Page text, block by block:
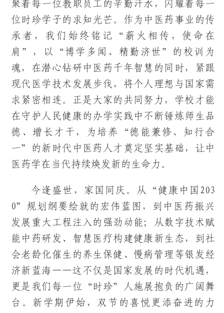
聚着每一位教职员工的辛勤汗水，闪耀着每一
位时珍学子的求知光芒。作为中医药事业的传
承者，我们始终铭记“薪火相传，使命在
肩”，以“博学多闻、精勤济世”的校训为
魂，在潜心钻研中医药千年智慧的同时，紧跟
现代医学技术发展步伐，将个人理想与国家需
求紧密相连。正是大家的共同努力，学校才能
在守护人民健康的办学实践中不断锤炼师生品
德、增长才干，为培养“德能兼修、知行合
一”的新时代中医药人才奠定坚实基础，让中
医药学在当代持续焕发新的生命力。
今逢盛世，家国同庆。从“健康中国203
0”规划纲要绘就的宏伟蓝图，到中医药振兴
发展重大工程注入的强劲动能；从数字技术赋
能中药研发、智慧医疗构建健康新生态，到社
会老龄化催生的养生保健、慢病管理等银发经
济新蓝海——这不仅是国家发展的时代机遇，
更是我们每一位“时珍”人施展抱负的广阔舞
台。新学期伊始，双节的喜悦更添奋进的力